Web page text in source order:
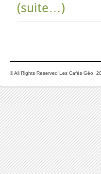
(suite…)
© All Rights Reserved Les Cafés Géo